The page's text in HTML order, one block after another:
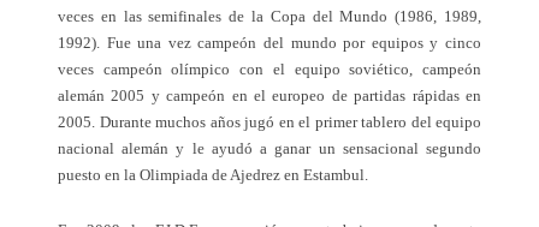
veces en las semifinales de la Copa del Mundo (1986, 1989,
1992). Fue una vez campeón del mundo por equipos y cinco
veces campeón olímpico con el equipo soviético, campeón
alemán 2005 y campeón en el europeo de partidas rápidas en
2005. Durante muchos años jugó en el primer tablero del equipo
nacional alemán y le ayudó a ganar un sensacional segundo
puesto en la Olimpiada de Ajedrez en Estambul.